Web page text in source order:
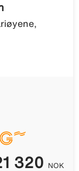
320 NOK